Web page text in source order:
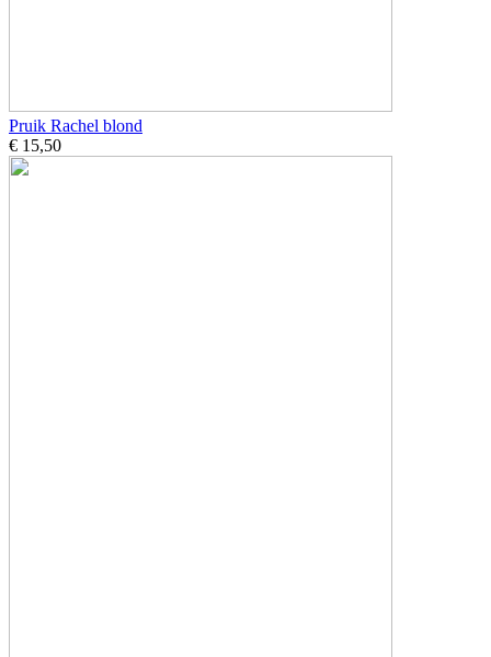
Pruik Rachel blond
€ 15,50